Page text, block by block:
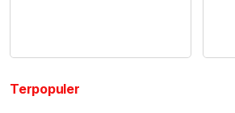
Terpopuler